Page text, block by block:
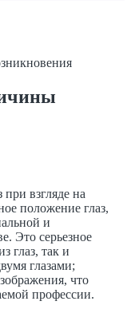
при взгляде на
положение глаз,
и
Это серьезное
глаз, так и
глазами;
что
профессии.